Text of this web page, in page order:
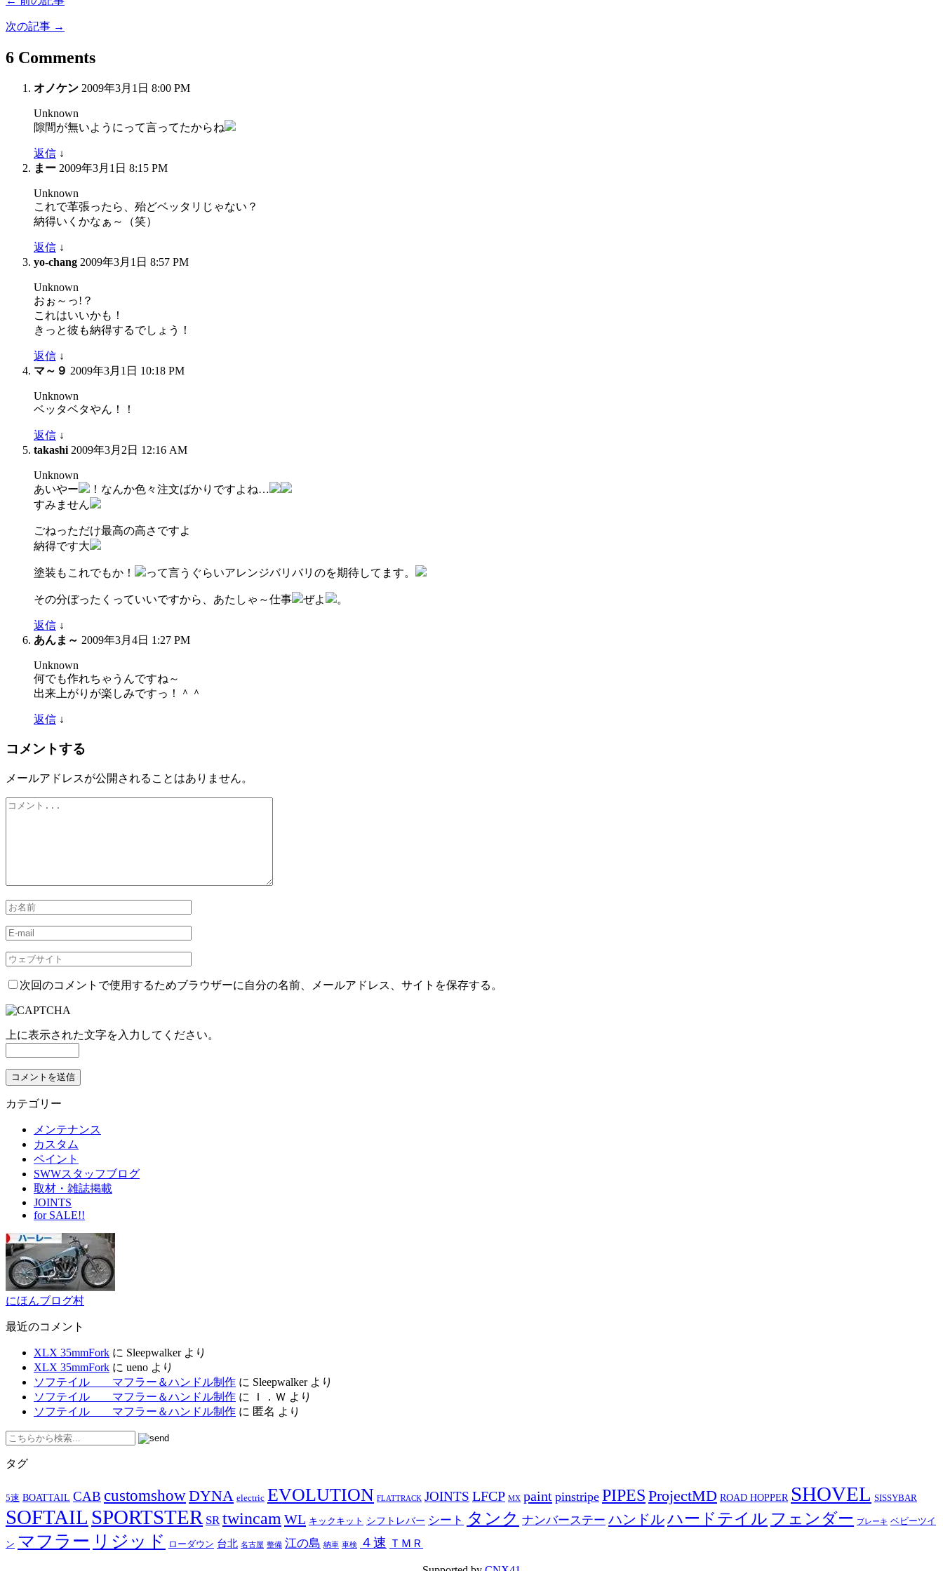
次の記事 →
6 Comments
オノケン 2009年3月1日 8:00 PM
Unknown
隙間が無いようにって言ってたからね
返信 ↓
まー 2009年3月1日 8:15 PM
Unknown
これで革張ったら、殆どベッタリじゃない？
納得いくかなぁ～（笑）
返信 ↓
yo-chang 2009年3月1日 8:57 PM
Unknown
おぉ～っ!？
これはいいかも！
きっと彼も納得するでしょう！
返信 ↓
マ～９ 2009年3月1日 10:18 PM
Unknown
ベッタベタやん！！
返信 ↓
takashi 2009年3月2日 12:16 AM
Unknown
あいやー
！なんか色々注文ばかりですよね…
すみません
ごねっただけ最高の高さですよ
納得です大
塗装もこれでもか！ って言うぐらいアレンジバリバリのを期待してます。
その分ぼったくっていいですから、あたしゃ～仕事 ぜよ 。
返信 ↓
あんま～ 2009年3月4日 1:27 PM
Unknown
何でも作れちゃうんですね～
出来上がりが楽しみですっ！＾＾
返信 ↓
コメントする
メールアドレスが公開されることはありません。
次回のコメントで使用するためブラウザーに自分の名前、メールアドレス、サイトを保存する。
上に表示された文字を入力してください。
カテゴリー
メンテナンス
カスタム
ペイント
SWWスタッフブログ
取材・雑誌掲載
JOINTS
for SALE!!
にほんブログ村
最近のコメント
XLX 35mmFork に Sleepwalkerより
XLX 35mmFork に ueno より
ソフテイル マフラー＆ハンドル制作 に Sleepwalkerより
ソフテイル マフラー＆ハンドル制作 に Ｉ．Ｗ より
ソフテイル マフラー＆ハンドル制作 に 匿名 より
タグ
5速 BOATTAIL CAB customshowDYNA electric EVOLUTION FLATTRACK JOINTS LFCP MX paint pinstripe PIPES ProjectMD ROAD HOPPER SHOVEL SISSYBAR
SOFTAIL SPORTSTER SR twincam WL キックキット シフトレバー シート タンク ナンバーステー ハンドルハードテイル フェンダー ブレーキ ベビーツイ
ン マフラー リジッド ローダウン 台北 名古屋 整備 江の島 納車 車検 ４速 ＴＭＲ